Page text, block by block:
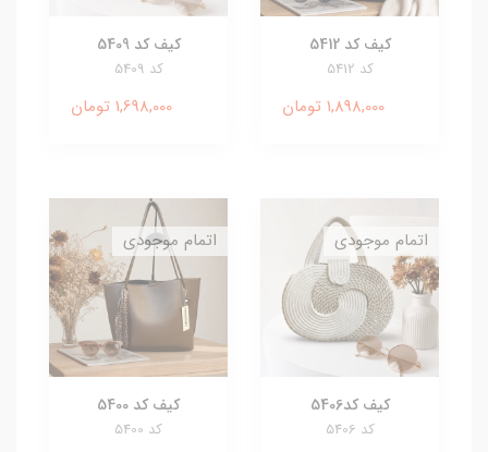
کیف کد 5412
کد 5412
1,898,000 تومان
کیف کد 5409
کد 5409
1,698,000 تومان
کیف کد5406
کد 5406
اتمام موجودی
کیف کد 5400
کد 5400
اتمام موجودی